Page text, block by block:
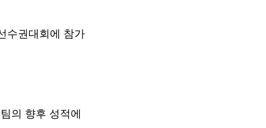
수권대회에 참가
의 향후 성적에